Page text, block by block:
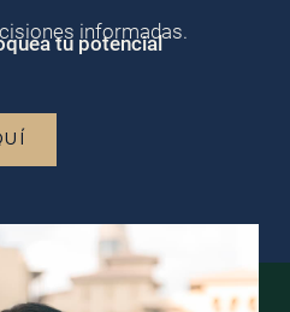
informadas.
tu potencial